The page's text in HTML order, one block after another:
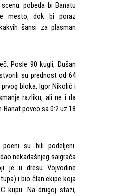
pobeda bi Banatu
mesto, dok bi poraz
šansi za plasman
Posle 90 kugli, Dušan
su prednost od 64
bloka, Igor Nikolić i
razliku, ali ne i da
poveo sa 0:2 uz 18
su bili podeljeni.
nekadašnjeg saigrača
je u dresu Vojvodine
i bio član ekipe koja
kupu. Na drugoj stazi,